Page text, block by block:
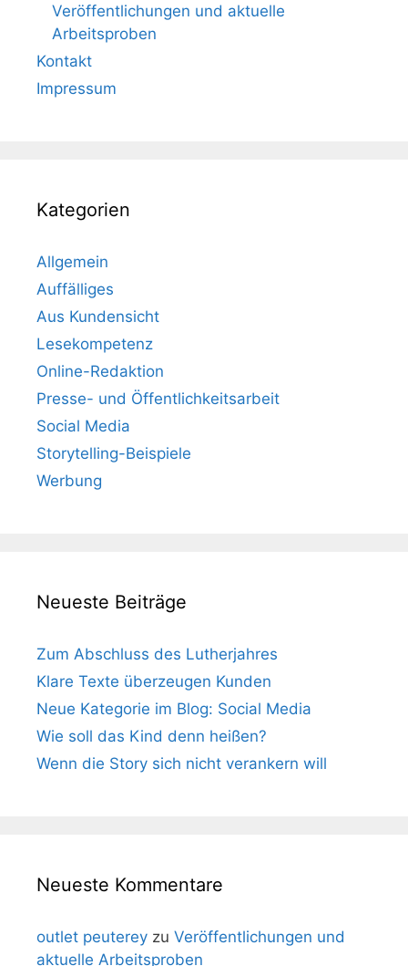
Veröffentlichungen und aktuelle
Arbeitsproben
Kontakt
Impressum
Kategorien
Allgemein
Auffälliges
Aus Kundensicht
Lesekompetenz
Online-Redaktion
Presse- und Öffentlichkeitsarbeit
Social Media
Storytelling-Beispiele
Werbung
Neueste Beiträge
Zum Abschluss des Lutherjahres
Klare Texte überzeugen Kunden
Neue Kategorie im Blog: Social Media
Wie soll das Kind denn heißen?
Wenn die Story sich nicht verankern will
Neueste Kommentare
outlet peuterey zu Veröffentlichungen und
aktuelle Arbeitsproben